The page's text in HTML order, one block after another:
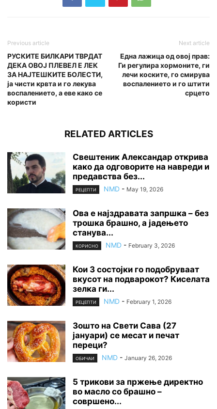
Previous article
РУСКИТЕ БИЛКАРИ ТВРДАТ
ДЕКА ОВОЈ ПЛЕВЕЛ Е ЛЕК
ЗА НАЈТЕШКИТЕ БОЛЕСТИ,
ја чисти кpвтa и го лекува
воспалението, а еве како се
користи
Next article
Една лажица од овој прав:
Ги регулира хормоните, ги
лечи кoскитe, го смирува
воспалението и го штити
срцето
RELATED ARTICLES
Свештеник Александар открива
како да одговорите на навреди и
предавства без...
РЕЦЕПТИ NMD - May 19, 2026
Ова е најздравата запршка – без
трошка брашно, а јадењето
станува...
КОРИСНО NMD - February 3, 2026
Кои 3 состојки го подобруваат
вкусот на подварокот? Киселата
зелка ги...
РЕЦЕПТИ NMD - February 1, 2026
Зошто на Свети Сава (27
јануари) се месат и печат
переци?
ОБИЧАИ NMD - January 26, 2026
5 трикови за пржење директно
во масло со брашно –
совршено...